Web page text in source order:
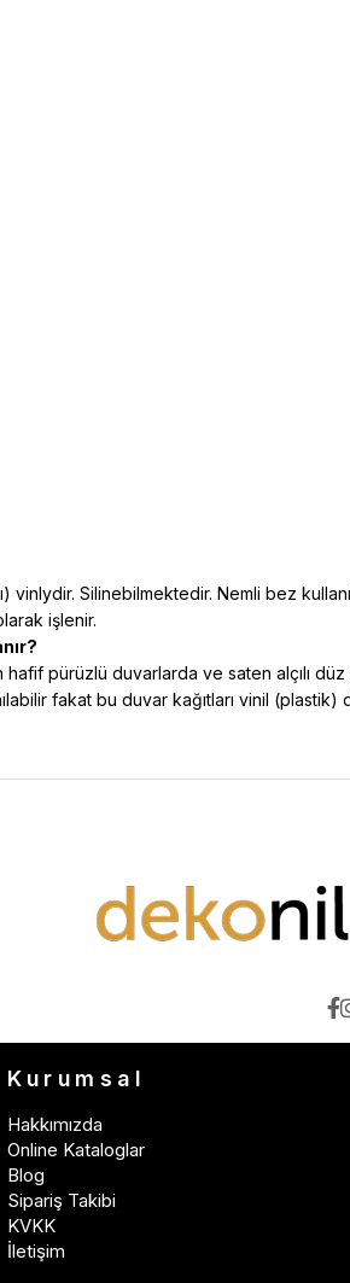
vinlydir. Silinebilmektedir. Nemli bez
işlenir.
pürüzlü duvarlarda ve saten alçılı
fakat bu duvar kağıtları vinil (plastik)
Kurumsal
Hakkımızda
Online Kataloglar
Blog
Sipariş Takibi
KVKK
İletişim